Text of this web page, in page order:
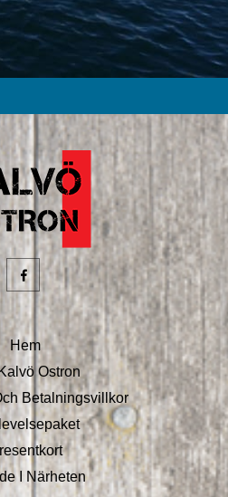
Hem
Ostron
Betalningsvillkor
I Närheten